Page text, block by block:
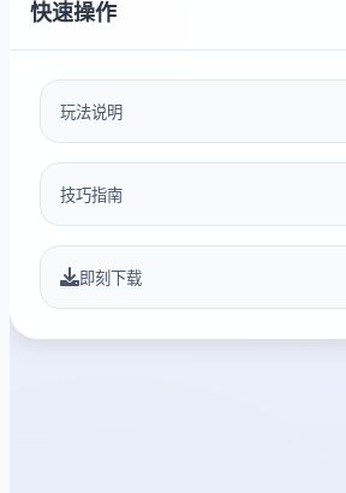
快速操作
玩法说明
技巧指南
即刻下载